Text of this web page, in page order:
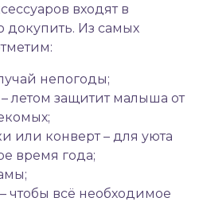
входят в
докупить. Из самых
непогоды;
– летом защитит малыша от
или конверт – для уюта
время года;
чтобы всё необходимое